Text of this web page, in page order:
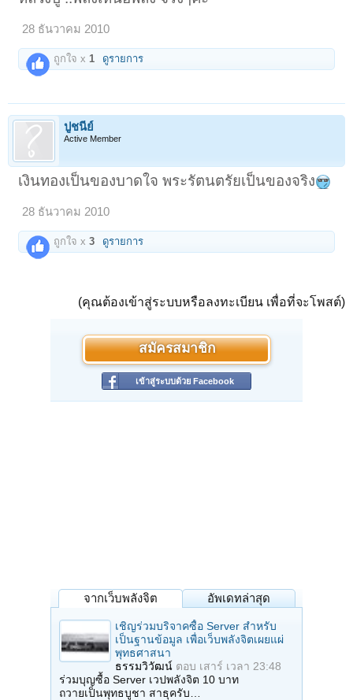
28 ธันวาคม 2010
ถูกใจ x1 ดูรายการ
ปูชนีย์
Active Member
เงินทองเป็นของบาดใจ พระรัตนตรัยเป็นของจริง
28 ธันวาคม 2010
ถูกใจ x3 ดูรายการ
(คุณต้องเข้าสู่ระบบหรือลงทะเบียน เพื่อที่จะโพสต์)
สมัครสมาชิก
เข้าสู่ระบบด้วย Facebook
จากเว็บพลังจิต อัพเดทล่าสุด
เชิญร่วมบริจาคซื้อ Server สำหรับ
เป็นฐานข้อมูล เพื่อเว็บพลังจิตเผยแผ่
พุทธศาสนา
ธรรมวิวัฒน์ ตอบ เสาร์ เวลา 23:48
ร่วมบุญซื้อ Server เวปพลังจิต 10 บาท
ถวายเป็นพุทธบูชา สาธุครับ…